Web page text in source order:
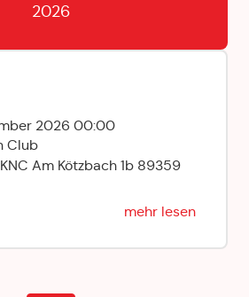
2026
2026 00:00
Club
Am Kötzbach 1b 89359
mehr lesen